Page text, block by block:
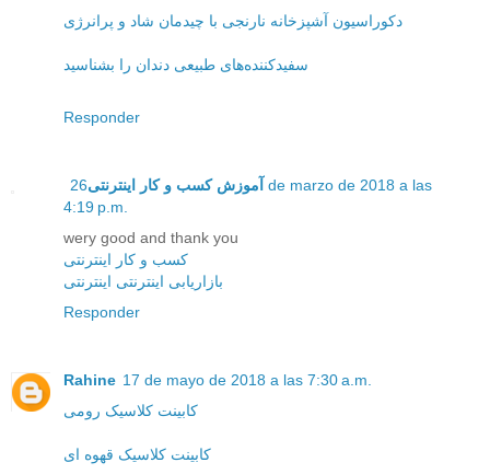
دکوراسیون آشپزخانه نارنجی با چیدمان شاد و پرانرژی
سفیدکننده‌های طبیعی دندان را بشناسید
Responder
آموزش کسب و کار اینترنتی26 de marzo de 2018 a las
4:19 p.m.
wery good and thank you
کسب و کار اینترنتی
بازاریابی اینترنتی اینترنتی
Responder
Rahine 17 de mayo de 2018 a las 7:30 a.m.
کابینت کلاسیک رومی
کابینت کلاسیک قهوه ای